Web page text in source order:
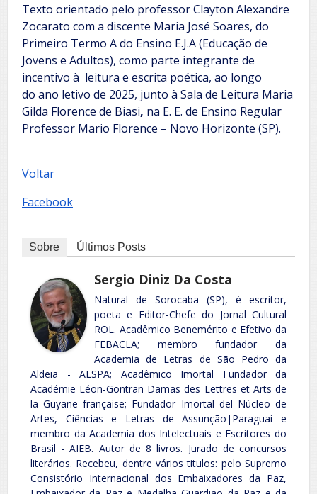
Texto orientado pelo professor Clayton Alexandre
Zocarato com a discente Maria José Soares, do
Primeiro Termo A do Ensino E.J.A (Educação de
Jovens e Adultos), como parte integrante de
incentivo à leitura e escrita poética, ao longo
do ano letivo de 2025, junto à Sala de Leitura Maria
Gilda Florence de Biasi, na E. E. de Ensino Regular
Professor Mario Florence – Novo Horizonte (SP).
Voltar
Facebook
Sobre Últimos Posts
Sergio Diniz Da Costa
Natural de Sorocaba (SP), é escritor,
poeta e Editor-Chefe do Jornal Cultural
ROL. Acadêmico Benemérito e Efetivo da
FEBACLA; membro fundador da
Academia de Letras de São Pedro da
Aldeia - ALSPA; Acadêmico Imortal Fundador da
Académie Léon-Gontran Damas des Lettres et Arts de
la Guyane française; Fundador Imortal del Núcleo de
Artes, Ciências e Letras de Assunção|Paraguai e
membro da Academia dos Intelectuais e Escritores do
Brasil - AIEB. Autor de 8 livros. Jurado de concursos
literários. Recebeu, dentre vários titulos: pelo Supremo
Consistório Internacional dos Embaixadores da Paz,